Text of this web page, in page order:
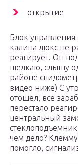
открытие
Блок
калина люкс не
реагирует. Он
щелкаю, слышу
районе
видео ниже) С
отошел, все
перестало
центральный
чем дело?
помогло,